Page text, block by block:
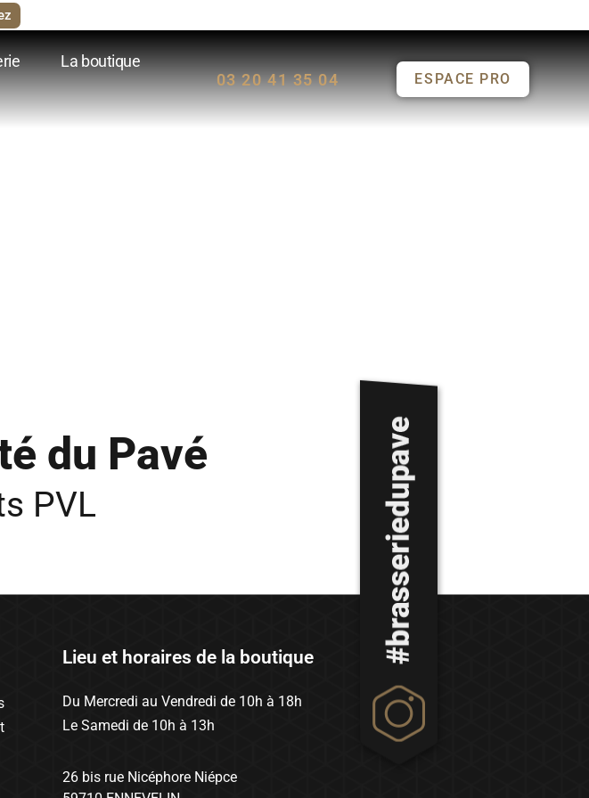
La boutique
03 20 41 35 04 ESPACE PRO
du Pavé
PVL
Lieu et horaires de la boutique
Du Mercredi au Vendredi de 10h à 18h
Le Samedi de 10h à 13h
26 bis rue Nicéphore Niépce